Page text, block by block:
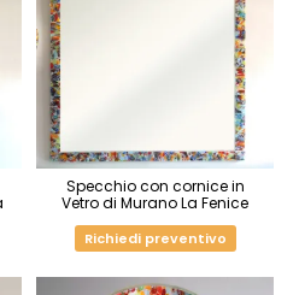
Specchio con cornice in
Vetro di Murano La Fenice
Richiedi preventivo